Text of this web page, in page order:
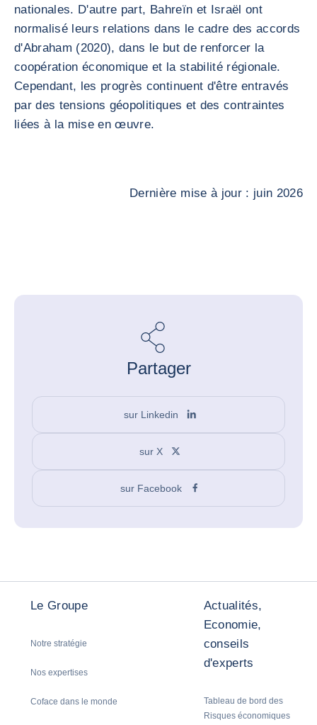
nationales. D'autre part, Bahreïn et Israël ont
normalisé leurs relations dans le cadre des accords
d'Abraham (2020), dans le but de renforcer la
coopération économique et la stabilité régionale.
Cependant, les progrès continuent d'être entravés
par des tensions géopolitiques et des contraintes
liées à la mise en œuvre.
Dernière mise à jour : juin 2026
Partager
sur Linkedin
sur X
sur Facebook
Le Groupe
Notre stratégie
Nos expertises
Coface dans le monde
Actualités,
Economie,
conseils
d'experts
Tableau de bord des
Risques économiques